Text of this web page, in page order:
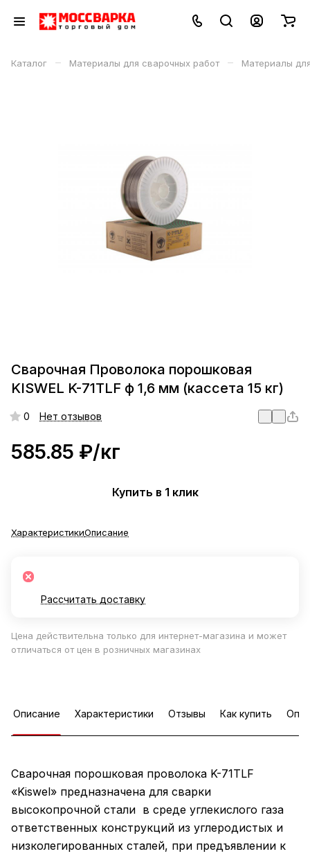
Каталог – Материалы для сварочных работ – Материалы
Сварочная Проволока порошковая
KISWEL K-71TLF ф 1,6 мм (кассета 15 кг)
0 Нет отзывов
585.85 ₽/кг
Купить в 1 клик
ХарактеристикиОписание
Рассчитать доставку
Цена действительна только для интернет-магазина и может
отличаться от цен в розничных магазинах
Описание Характеристики Отзывы Как купить
Сварочная порошковая проволока K-71TLF
«Kiswel» предназначена для сварки
высокопрочной стали в среде углекислого газа
ответственных конструкций из углеродистых и
низколегированных сталей, при предъявлении к